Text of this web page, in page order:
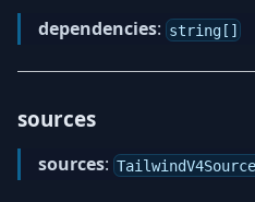
dependencies: string[]
sources
sources: